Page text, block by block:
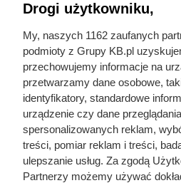
Drogi użytkowniku,
My, naszych 1162 zaufanych
podmioty z Grupy KB.pl
przechowujemy informacje na
przetwarzamy dane osobowe,
identyfikatory, standardowe
urządzenie czy dane
spersonalizowanych reklam,
treści, pomiar reklam i treści,
ulepszanie usług. Za zgodą
Partnerzy możemy używać